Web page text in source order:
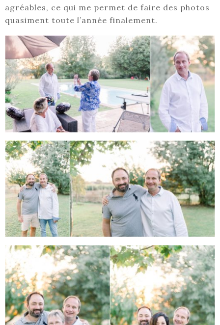
agréables, ce qui me permet de faire des photos
quasiment toute l’année finalement.